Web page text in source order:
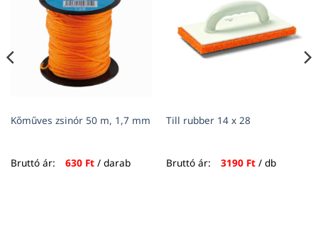
Kőműves zsinór 50 m, 1,7 mm
Bruttó ár: 630 Ft/ darab
Till rubber 14 x 28
Bruttó ár: 3190 Ft/ db